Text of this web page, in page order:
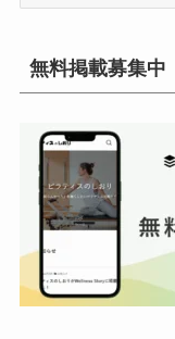
イ
ブ
無料掲載募集中